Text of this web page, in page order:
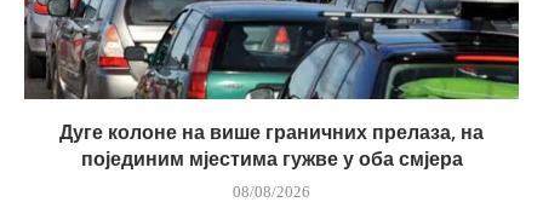
Дуге колоне на више граничних прелаза, на
појединим мјестима гужве у оба смјера
08/08/2026